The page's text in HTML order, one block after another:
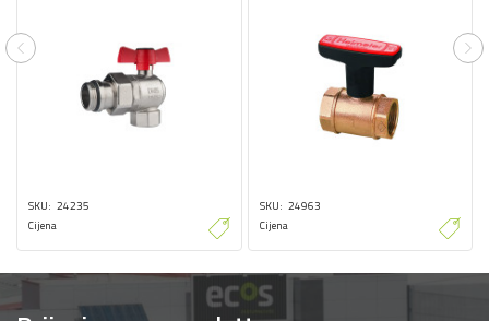
SKU 24235
Cijena
SKU 24963
Cijena
Previous